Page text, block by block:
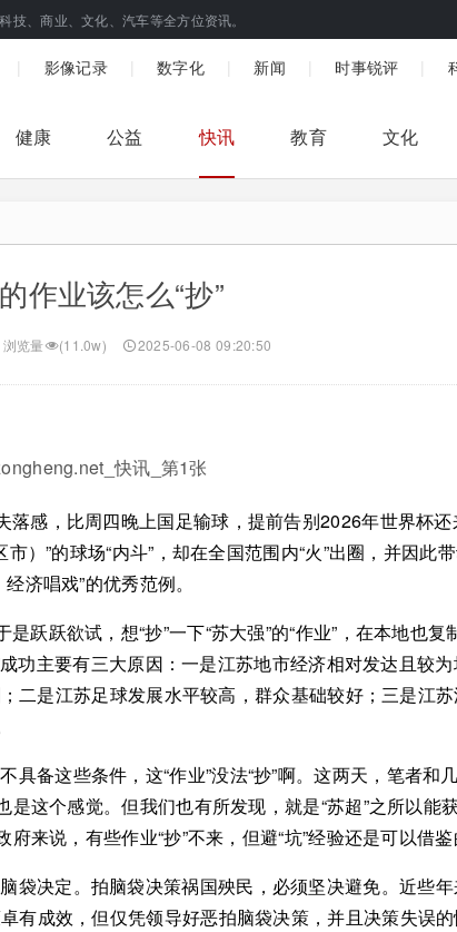
、商业、文化、汽车等全方位资讯。
影像记录 数字化 新闻 时事锐评
健康 公益 快讯 教育 文化
作业该怎么“抄”
浏览量 (11.0w) 2025-06-08 09:20:50
落感，比周四晚上国足输球，提前告别2026年世界杯
）”的球场“内斗”，却在全国范围内“火”出圈，并因此
济唱戏”的优秀范例。
跃跃欲试，想“抄”一下“苏大强”的“作业”，在本地也复
成功主要有三大原因：一是江苏地市经济相对发达且较
二是江苏足球发展水平较高，群众基础较好；三是江
备这些条件，这“作业”没法“抄”啊。这两天，笔者和
是这个感觉。但我们也有所发现，就是“苏超”之所以能
来说，有些作业“抄”不来，但避“坑”经验还是可以借鉴
袋决定。拍脑袋决策祸国殃民，必须坚决避免。近些年
有成效，但仅凭领导好恶拍脑袋决策，并且决策失误